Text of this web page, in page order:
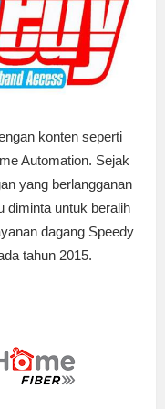
konten seperti
Automation. Sejak
yang berlangganan
diminta untuk beralih
dagang Speedy
tahun 2015.